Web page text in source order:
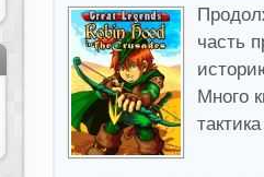
часть
Много